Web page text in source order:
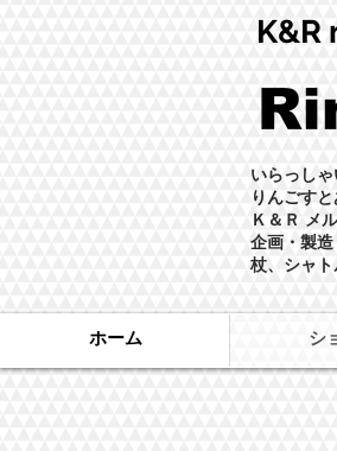
K&R
いらっしゃ
りんごす
Ｋ＆Ｒ メ
企画・製造
杖、シャ
ホーム シ